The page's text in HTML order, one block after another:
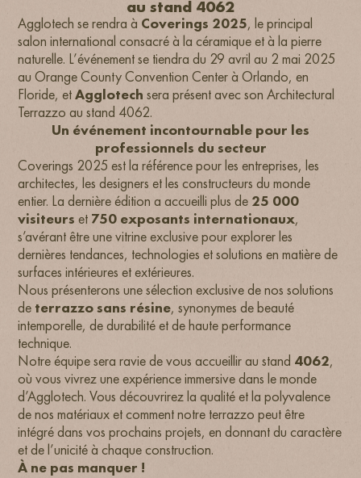
au stand 4062
Agglotech se rendra à Coverings 2025, le principal
salon international consacré à la céramique et à la pierre
naturelle. L’événement se tiendra du 29 avril au 2 mai 2025
au Orange County Convention Center à Orlando, en
Floride, etAgglotech sera présent avec son Architectural
Terrazzo au stand 4062.
Un événement incontournable pour les
professionnels du secteur
Coverings 2025 est la référence pour les entreprises, les
architectes, les designers et les constructeurs du monde
entier. La dernière édition a accueilli plus de 25 000
visiteurs et 750 exposants internationaux,
s’avérant être une vitrine exclusive pour explorer les
dernières tendances, technologies et solutions en matière de
surfaces intérieures et extérieures.
Nous présenterons une sélection exclusive de nos solutions
de terrazzo sans résine, synonymes de beauté
intemporelle, de durabilité et de haute performance
technique.
Notre équipe sera ravie de vous accueillir au stand 4062,
où vous vivrez une expérience immersive dans le monde
d’Agglotech. Vous découvrirez la qualité et la polyvalence
de nos matériaux et comment notre terrazzo peut être
intégré dans vos prochains projets, en donnant du caractère
et de l’unicité à chaque construction.
À ne pas manquer !